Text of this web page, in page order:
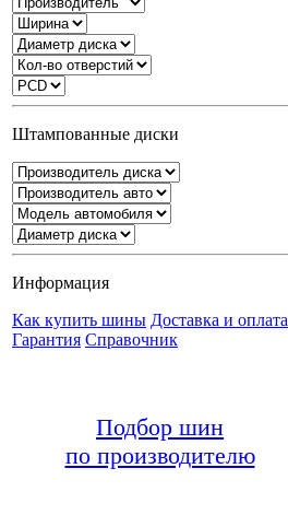
Штампованные диски
Информация
Как купить шины Доставка и оплата
Гарантия Справочник
Подбор шин
по производителю